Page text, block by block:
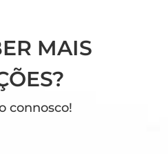
MAIS
connosco!